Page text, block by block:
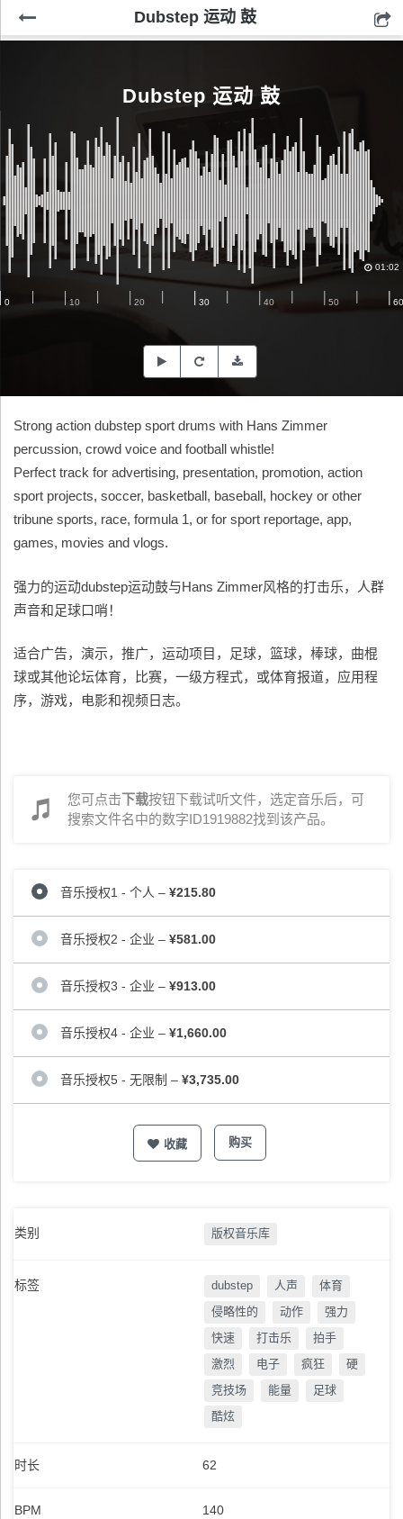
Dubstep 运动 鼓
Dubstep 运动 鼓
01:02
Strong action dubstep sport drums with Hans Zimmer
percussion, crowd voice and football whistle!
Perfect track for advertising, presentation, promotion, action
sport projects, soccer, basketball, baseball, hockey or other
tribune sports, race, formula 1, or for sport reportage, app,
games, movies and vlogs.
强力的运动dubstep运动鼓与Hans Zimmer风格的打击乐，人群
声音和足球口哨！
适合广告，演示，推广，运动项目，足球，篮球，棒球，曲棍
球或其他论坛体育，比赛，一级方程式，或体育报道，应用程
序，游戏，电影和视频日志。
您可点击下载按钮下载试听文件，选定音乐后，可
搜索文件名中的数字ID1919882找到该产品。
音乐授权1 - 个人 – ¥215.80
音乐授权2 - 企业 – ¥581.00
音乐授权3 - 企业 – ¥913.00
音乐授权4 - 企业 – ¥1,660.00
音乐授权5 - 无限制 – ¥3,735.00
收藏 购买
类别 版权音乐库
标签 dubstep 人声
体育
侵略性的
动作
强力
快速
打击乐
拍手
激烈
电子 疯狂
硬
竞技场
能量
足球
酷炫
时长 62
BPM 140